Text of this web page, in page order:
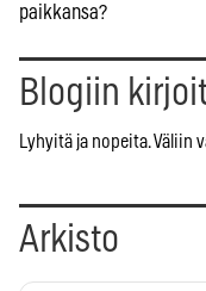
paikkansa?
Blogiin
Lyhyitä ja nopeita. Väliin
Arkisto